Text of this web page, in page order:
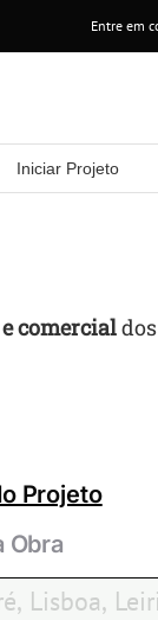
Entre em
Iniciar Projeto
comercialdos
Projeto
Obra